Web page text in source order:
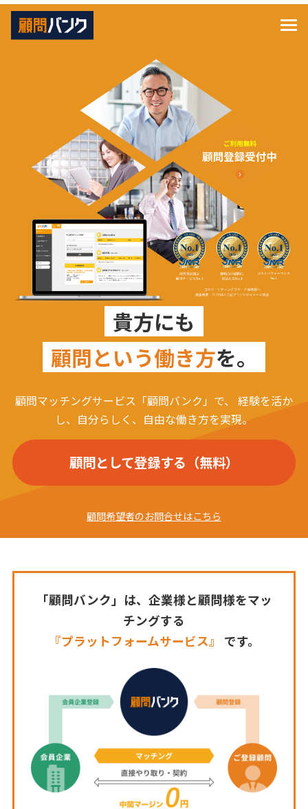
貴方にも
顧問という働き方を。
顧問マッチングサービス「顧問バンク」で、
経験を活か
し、自分らしく、自由な働き方を実現。
顧問として登録する（無料）
顧問希望者のお問合せはこちら
「顧問バンク」は、企業様と顧問様をマッ
チングする
『プラットフォームサービス』
です。